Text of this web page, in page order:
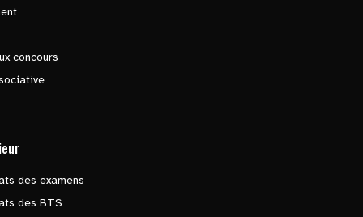
concours
des examens
des BTS